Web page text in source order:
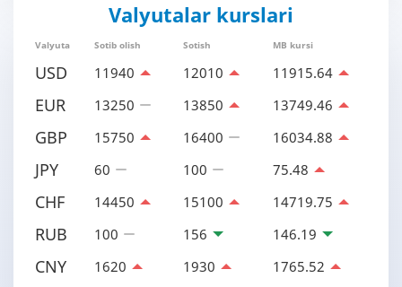
Valyutalar kurslari
Valyuta Sotib olish Sotish MB kursi
USD 11940 12010 11915.64
EUR 13250 13850 13749.46
GBP 15750 16400 16034.88
JPY 60 100 75.48
CHF 14450 15100 14719.75
RUB 100 156 146.19
CNY 1620 1930 1765.52